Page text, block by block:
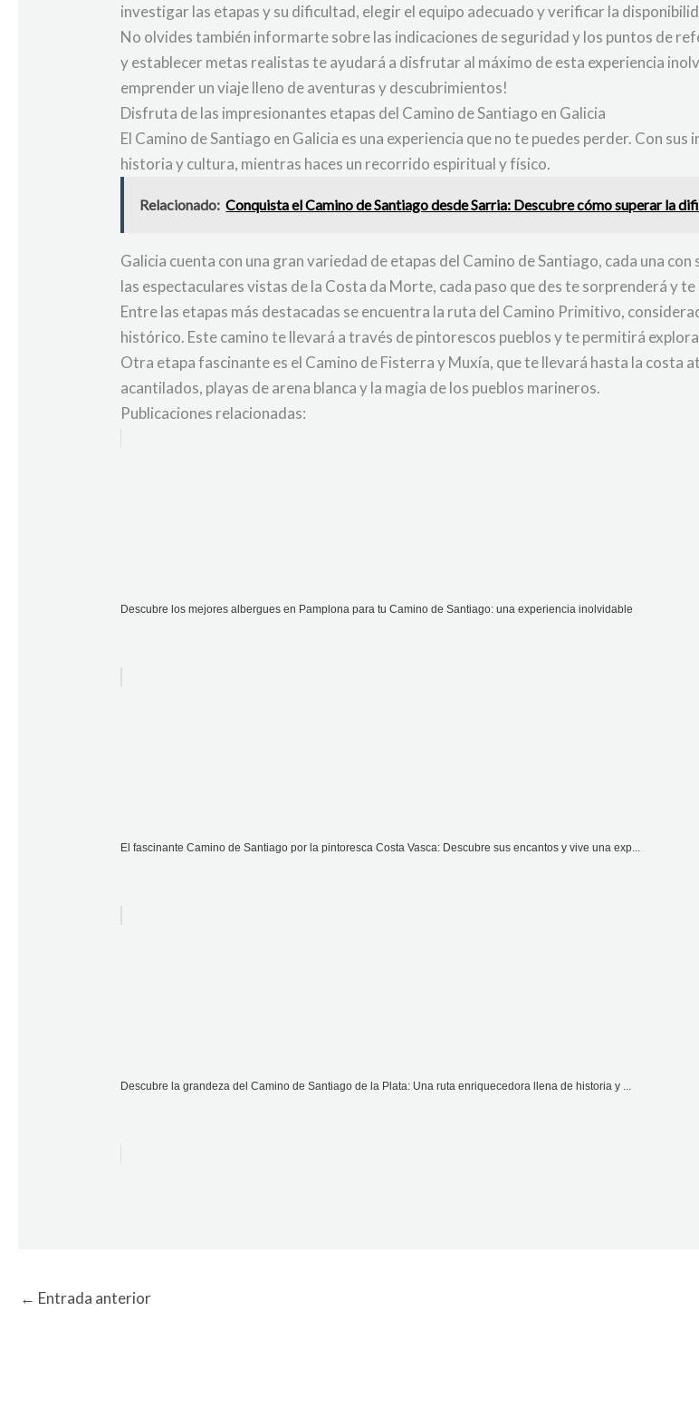
investigar las etapas y su dificultad, elegir el equipo adecuado y verificar la
No olvides también informarte sobre las indicaciones de seguridad y los puntos de
y establecer metas realistas te ayudará a disfrutar al máximo de esta experiencia
emprender un viaje lleno de aventuras y descubrimientos!
Disfruta de las impresionantes etapas del Camino de Santiago en Galicia
El Camino de Santiago en Galicia es una experiencia que no te puedes perder. Con
historia y cultura, mientras haces un recorrido espiritual y físico.
Relacionado: Conquista el Camino de Santiago desde Sarria: Descubre cómo superar la
Galicia cuenta con una gran variedad de etapas del Camino de Santiago, cada una
las espectaculares vistas de la Costa da Morte, cada paso que des te sorprenderá y
Entre las etapas más destacadas se encuentra la ruta del Camino Primitivo,
histórico. Este camino te llevará a través de pintorescos pueblos y te permitirá
Otra etapa fascinante es el Camino de Fisterra y Muxía, que te llevará hasta la
acantilados, playas de arena blanca y la magia de los pueblos marineros.
Publicaciones relacionadas:
Descubre los mejores albergues en Pamplona para tu Camino de Santiago: una experiencia inolvidable
El fascinante Camino de Santiago por la pintoresca Costa Vasca: Descubre sus encantos y vive una exp...
Descubre la grandeza del Camino de Santiago de la Plata: Una ruta enriquecedora llena de historia y ...
← Entrada anterior